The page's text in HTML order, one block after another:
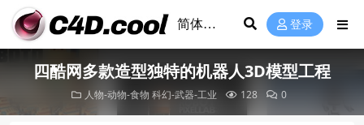
登录
四酷网多款造型独特的机器人3D模型工程
人物-动物-食物 科幻-武器-工业 128 0